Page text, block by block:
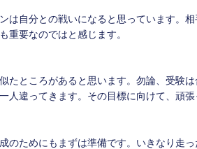
は自分との戦いになると思っています。
重要なのではと感じます。
たところがあると思います。勿論、受験
人違ってきます。その目標に向けて、頑張
のためにもまずは準備です。いきなり走